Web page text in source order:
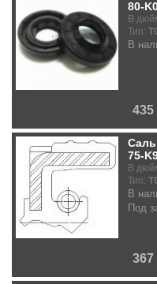
80-
В
Тип:
В
435
75-
В
Тип:
В
Под
367